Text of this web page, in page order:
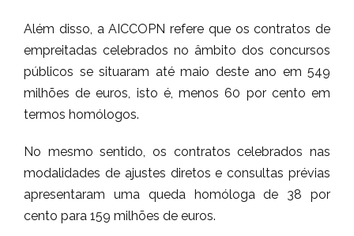
Além disso, a AICCOPN refere que os contratos de
empreitadas celebrados no âmbito dos concursos
públicos se situaram até maio deste ano em 549
milhões de euros, isto é, menos 60 por cento em
termos homólogos.
No mesmo sentido, os contratos celebrados nas
modalidades de ajustes diretos e consultas prévias
apresentaram uma queda homóloga de 38 por
cento para 159 milhões de euros.